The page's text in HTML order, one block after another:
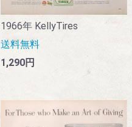
1966年 KellyTires
送料無料
1,290円